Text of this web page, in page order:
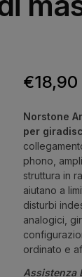
€18,90
Norstone
per
phono,
struttura in
aiutano a
disturbi
analogici,
ordinato e
Assistenza